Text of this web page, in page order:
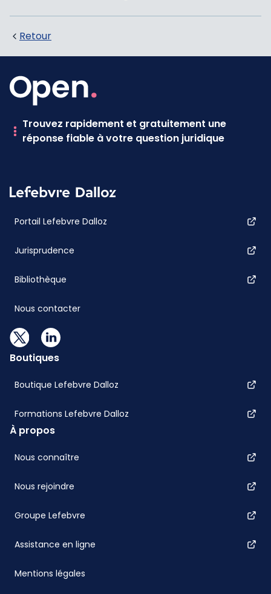
Retour
Trouvez rapidement et gratuitement une
réponse fiable à votre question juridique
Portail Lefebvre Dalloz
Jurisprudence
Bibliothèque
Nous contacter
Boutiques
Boutique Lefebvre Dalloz
Formations Lefebvre Dalloz
À propos
Nous connaître
Nous rejoindre
Groupe Lefebvre
Assistance en ligne
Mentions légales